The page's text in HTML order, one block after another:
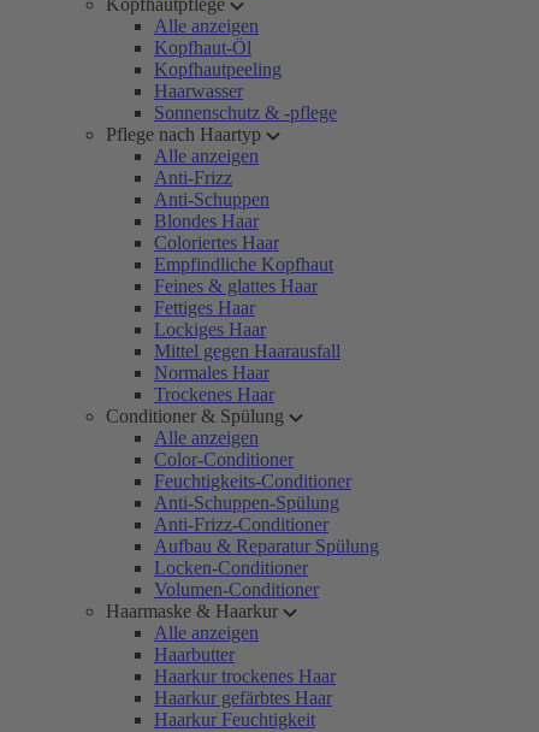
Kopfhautpflege
Alle anzeigen
Kopfhaut-Öl
Kopfhautpeeling
Haarwasser
Sonnenschutz & -pflege
Pflege nach Haartyp
Alle anzeigen
Anti-Frizz
Anti-Schuppen
Blondes Haar
Coloriertes Haar
Empfindliche Kopfhaut
Feines & glattes Haar
Fettiges Haar
Lockiges Haar
Mittel gegen Haarausfall
Normales Haar
Trockenes Haar
Conditioner & Spülung
Alle anzeigen
Color-Conditioner
Feuchtigkeits-Conditioner
Anti-Schuppen-Spülung
Anti-Frizz-Conditioner
Aufbau & Reparatur Spülung
Locken-Conditioner
Volumen-Conditioner
Haarmaske & Haarkur
Alle anzeigen
Haarbutter
Haarkur trockenes Haar
Haarkur gefärbtes Haar
Haarkur Feuchtigkeit